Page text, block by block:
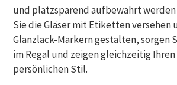
und platzsparend aufbewahrt werden
Sie die Gläser mit Etiketten versehen
Glanzlack-Markern gestalten, sorgen
im Regal und zeigen gleichzeitig Ihren
persönlichen Stil.